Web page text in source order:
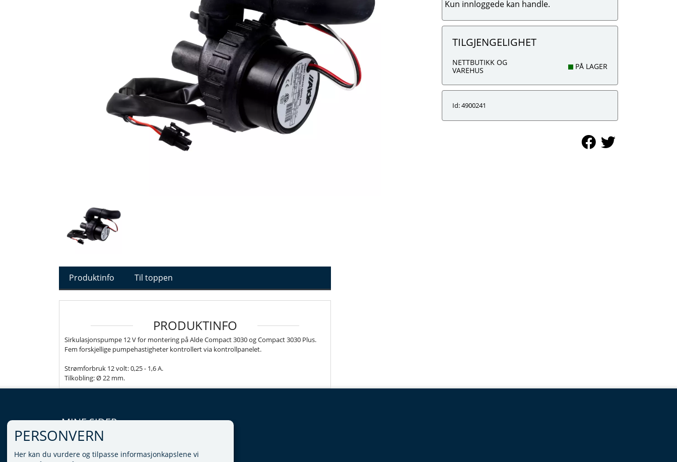
Kun innloggede kan handle.
TILGJENGELIGHET
NETTBUTIKK OG
VAREHUS
PÅ LAGER
Id: 4900241
Produktinfo Til toppen
PRODUKTINFO
Sirkulasjonspumpe 12 V for montering på Alde Compact 3030 og Compact 3030 Plus.
Fem forskjellige pumpehastigheter kontrollert via kontrollpanelet.
Strømforbruk 12 volt: 0,25 - 1,6 A.
Tilkobling: Ø 22 mm.
MINE SIDER
LOGG INN
VILKÅR
PERSONVERN
Her kan du vurdere og tilpasse informasjonkapslene vi